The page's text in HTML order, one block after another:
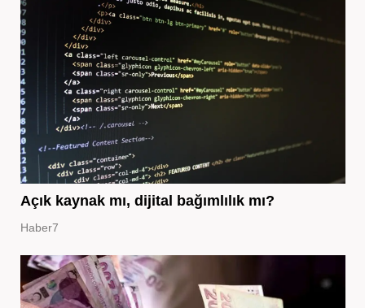
Açık kaynak mı, dijital bağımlılık mı?
Haber7